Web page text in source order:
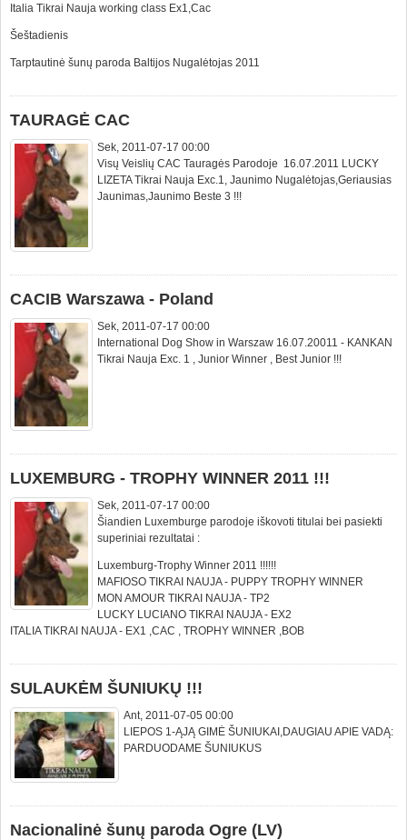
Italia Tikrai Nauja working class Ex1,Cac
Šeštadienis
Tarptautinė šunų paroda Baltijos Nugalėtojas 2011
TAURAGĖ CAC
Sek, 2011-07-17 00:00
Visų Veislių CAC Tauragės Parodoje 16.07.2011 LUCKY
LIZETA Tikrai Nauja Exc.1, Jaunimo Nugalėtojas,Geriausias
Jaunimas,Jaunimo Beste 3 !!!
CACIB Warszawa - Poland
Sek, 2011-07-17 00:00
International Dog Show in Warszaw 16.07.20011 - KANKAN
Tikrai Nauja Exc. 1 , Junior Winner , Best Junior !!!
LUXEMBURG - TROPHY WINNER 2011 !!!
Sek, 2011-07-17 00:00
Šiandien Luxemburge parodoje iškovoti titulai bei pasiekti
superiniai rezultatai :
Luxemburg-Trophy Winner 2011 !!!!!!
MAFIOSO TIKRAI NAUJA - PUPPY TROPHY WINNER
MON AMOUR TIKRAI NAUJA - TP2
LUCKY LUCIANO TIKRAI NAUJA - EX2
ITALIA TIKRAI NAUJA - EX1 ,CAC , TROPHY WINNER ,BOB
SULAUKĖM ŠUNIUKŲ !!!
Ant, 2011-07-05 00:00
LIEPOS 1-ĄJĄ GIMĖ ŠUNIUKAI,DAUGIAU APIE VADĄ:
PARDUODAME ŠUNIUKUS
Nacionalinė šunų paroda Ogre (LV)